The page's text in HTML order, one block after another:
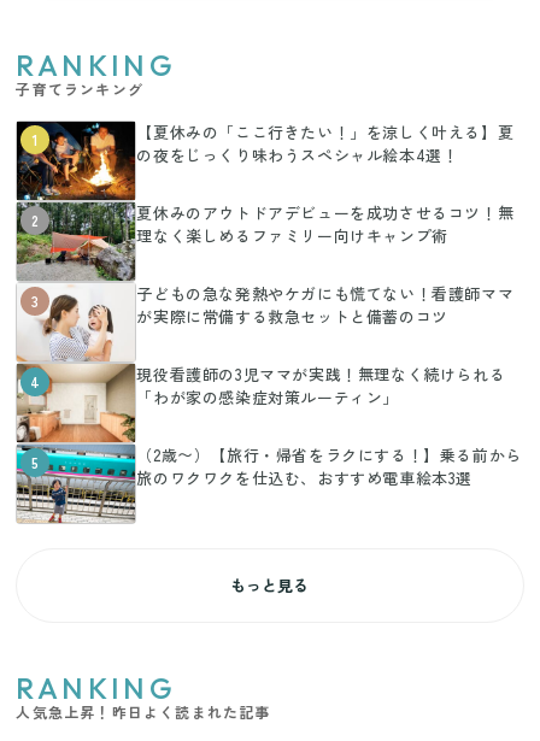
RANKING
子育てランキング
1
【夏休みの「ここ行きたい！」を涼しく叶える】夏
の夜をじっくり味わうスペシャル絵本4選！
2
夏休みのアウトドアデビューを成功させるコツ！無
理なく楽しめるファミリー向けキャンプ術
3
子どもの急な発熱やケガにも慌てない！看護師ママ
が実際に常備する救急セットと備蓄のコツ
4
現役看護師の3児ママが実践！無理なく続けられる
「わが家の感染症対策ルーティン」
5
（2歳〜）【旅行・帰省をラクにする！】乗る前から
旅のワクワクを仕込む、おすすめ電車絵本3選
もっと見る
RANKING
人気急上昇！昨日よく読まれた記事